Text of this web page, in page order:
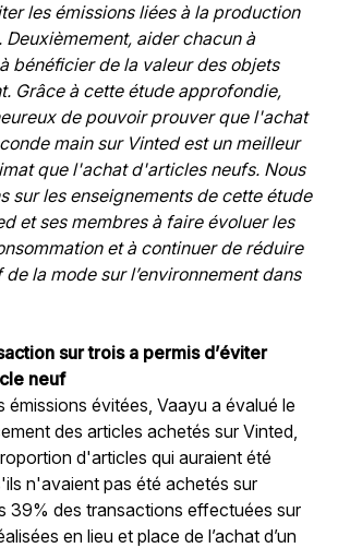
les émissions liées à la production
Deuxièmement, aider chacun à
bénéficier de la valeur des objets
Grâce à cette étude approfondie,
de pouvoir prouver que l'achat
main sur Vinted est un meilleur
que l'achat d'articles neufs. Nous
sur les enseignements de cette étude
et ses membres à faire évoluer les
et à continuer de réduire
la mode sur l’environnement dans
sur trois a permis d’éviter
neuf
émissions évitées, Vaayu a évalué le
des articles achetés sur Vinted,
d'articles qui auraient été
n'avaient pas été achetés sur
39% des transactions effectuées sur
en lieu et place de l’achat d’un